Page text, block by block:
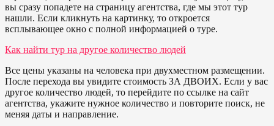
вы сразу попадете на страницу агентства, где мы этот тур
нашли. Если кликнуть на картинку, то откроется
всплывающее окно с полной информацией о туре.
Как найти тур на другое количество людей
Все цены указаны на человека при двухместном размещении.
После перехода вы увидите стоимость ЗА ДВОИХ. Если у вас
другое количество людей, то перейдите по ссылке на сайт
агентства, укажите нужное количество и повторите поиск, не
меняя даты и направление.